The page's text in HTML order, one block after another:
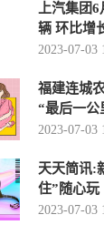
上汽集团
辆 环比增
2023-07-03
福建连城
“最后一公
2023-07-03
天天简讯:
住”随心玩
2023-07-03